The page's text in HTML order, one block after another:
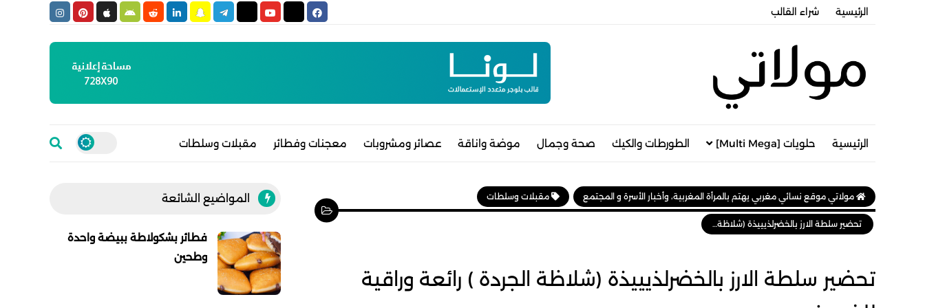
الرئيسية شراء القالب
الرئيسية حلويات [Multi Mega] الطورطات والكيك صحة وجمال موضة واناقة عصائر ومشروبات معجنات وفطائر مقبلات وسلطات
مولاتي موقع نسائي مغربي يهتم بالمرأة المغربية، وأخبار الأسرة و المجتمع مقبلات وسلطات
تحضير سلطة الارز بالخضرلذيييذة (شلاظة الجردة ) رائعة وراقية للضيوف
تحضير سلطة الارز بالخضرلذيييذة (شلاظة الجردة ) رائعة وراقية
المواضيع الشائعة
فطائر بشكولاطة ببيضة واحدة
وطحين